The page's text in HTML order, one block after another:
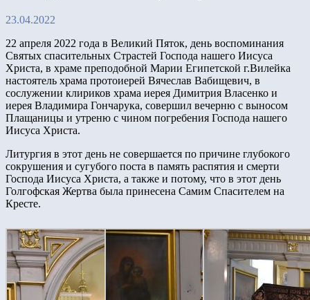
23.04.2022
22 апреля 2022 года в Великий Пяток, день воспоминания
Святых спасительных Страстей Господа нашего Иисуса
Христа, в храме преподобной Марии Египетской г.Вилейка
настоятель храма протоиерей Вячеслав Вабищевич, в
сослужении клириков храма иерея Димитрия Власенко и
иерея Владимира Гончарука, совершил вечерню с выносом
Плащаницы и утреню с чином погребения Господа нашего
Иисуса Христа.
Литургия в этот день не совершается по причине глубокого
сокрушения и сугубого поста в память распятия и смерти
Господа Иисуса Христа, а также и потому, что в этот день
Голгофская Жертва была принесена Самим Спасителем на
Кресте.